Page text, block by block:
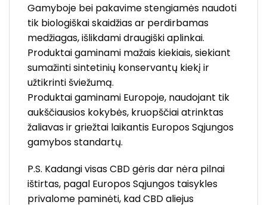
Gamyboje bei pakavime stengiamės naudoti
tik biologiškai skaidžias ar perdirbamas
medžiagas, išlikdami draugiški aplinkai.
Produktai gaminami mažais kiekiais, siekiant
sumažinti sintetinių konservantų kiekį ir
užtikrinti šviežumą.
Produktai gaminami Europoje, naudojant tik
aukščiausios kokybės, kruopščiai atrinktas
žaliavas ir griežtai laikantis Europos Sąjungos
gamybos standartų.
P.S. Kadangi visas CBD gėris dar nėra pilnai
ištirtas, pagal Europos Sąjungos taisykles
privalome paminėti, kad CBD aliejus